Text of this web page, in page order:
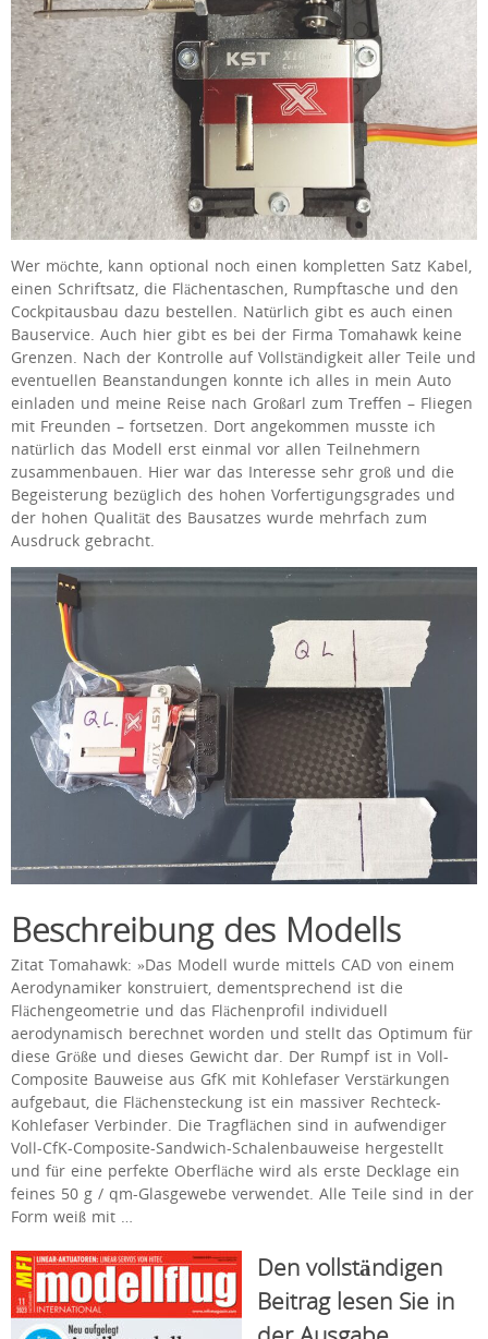
Wer möchte, kann optional noch einen kompletten Satz Kabel,
einen Schriftsatz, die Flächentaschen, Rumpftasche und den
Cockpitausbau dazu bestellen. Natürlich gibt es auch einen
Bauservice. Auch hier gibt es bei der Firma Tomahawk keine
Grenzen. Nach der Kontrolle auf Vollständigkeit aller Teile und
eventuellen Beanstandungen konnte ich alles in mein Auto
einladen und meine Reise nach Großarl zum Treffen – Fliegen
mit Freunden – fortsetzen. Dort angekommen musste ich
natürlich das Modell erst einmal vor allen Teilnehmern
zusammenbauen. Hier war das Interesse sehr groß und die
Begeisterung bezüglich des hohen Vorfertigungsgrades und
der hohen Qualität des Bausatzes wurde mehrfach zum
Ausdruck gebracht.
Beschreibung des Modells
Zitat Tomahawk: »Das Modell wurde mittels CAD von einem
Aerodynamiker konstruiert, dementsprechend ist die
Flächengeometrie und das Flächenprofil individuell
aerodynamisch berechnet worden und stellt das Optimum für
diese Größe und dieses Gewicht dar. Der Rumpf ist in Voll-
Composite Bauweise aus GfK mit Kohlefaser Verstärkungen
aufgebaut, die Flächensteckung ist ein massiver Rechteck-
Kohlefaser Verbinder. Die Tragflächen sind in aufwendiger
Voll-CfK-Composite-Sandwich-Schalenbauweise hergestellt
und für eine perfekte Oberfläche wird als erste Decklage ein
feines 50 g / qm-Glasgewebe verwendet. Alle Teile sind in der
Form weiß mit …
Den vollständigen
Beitrag lesen Sie in